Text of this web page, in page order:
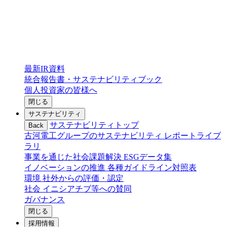
最新IR資料
統合報告書・サステナビリティブック
個人投資家の皆様へ
閉じる
サステナビリティ
Back
サステナビリティトップ
古河電工グループのサステナビリティ レポートライブ
ラリ
事業を通じた社会課題解決 ESGデータ集
イノベーションの推進 各種ガイドライン対照表
環境 社外からの評価・認定
社会 イニシアチブ等への賛同
ガバナンス
閉じる
採用情報